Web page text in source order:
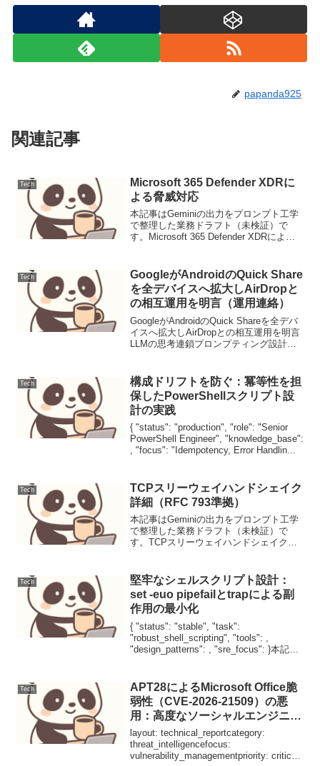
papanda925
関連記事
Tech
Microsoft 365 Defender XDRに
よる脅威対応
本記事はGeminiの出力をプロンプト工学
で整理した業務ドラフト（未検証）で
す。Microsoft 365 Defender XDRによる
ションでは対応が困難です。Mi...
Tech
GoogleがAndroidのQuick Share
を全デバイスへ拡大しAirDropと
の相互運用を明言（運用連絡）
GoogleがAndroidのQuick Shareを全デバ
イスへ拡大しAirDropとの相互運用を明言
LLMの思考連鎖プロンプティング設計と
対応を自動化するLL...
Tech
構成ドリフトを防ぐ：冪等性を担
保したPowerShellスクリプト設
計の実践
{ "status": "production", "role": "Senior
PowerShell Engineer", "knowledge_base":
, "focus": "Idempotency, Error Handlin...
Tech
TCPスリーウェイハンドシェイク
詳細（RFC 793準拠）
本記事はGeminiの出力をプロンプト工学
で整理した業務ドラフト（未検証）で
す。TCPスリーウェイハンドシェイク詳
Protocol (TCP...
Tech
堅牢なシェルスクリプト設計：
set -euo pipefailとtrapによる副
作用の最小化
{ "status": "stable", "task":
"robust_shell_scripting", "tools": ,
"design_patterns": , "sre_focus": }本記事
Tech
APT28によるMicrosoft Office脆
弱性（CVE-2026-21509）の悪
用：高度なソーシャルエンジニア
リングへの対抗策
layout: technical_reportcategory:
threat_intelligencefocus:
vulnerability_managementpriority: critical